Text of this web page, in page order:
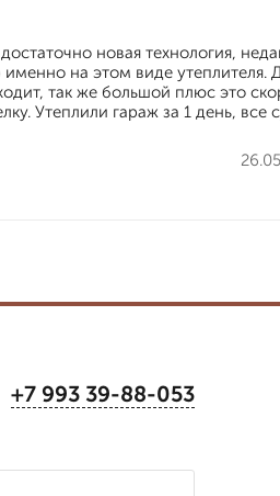
новая технология,
на этом виде утеплителя.
так же большой плюс это
Утеплили гараж за 1 день, все
+7 993 39-88-053